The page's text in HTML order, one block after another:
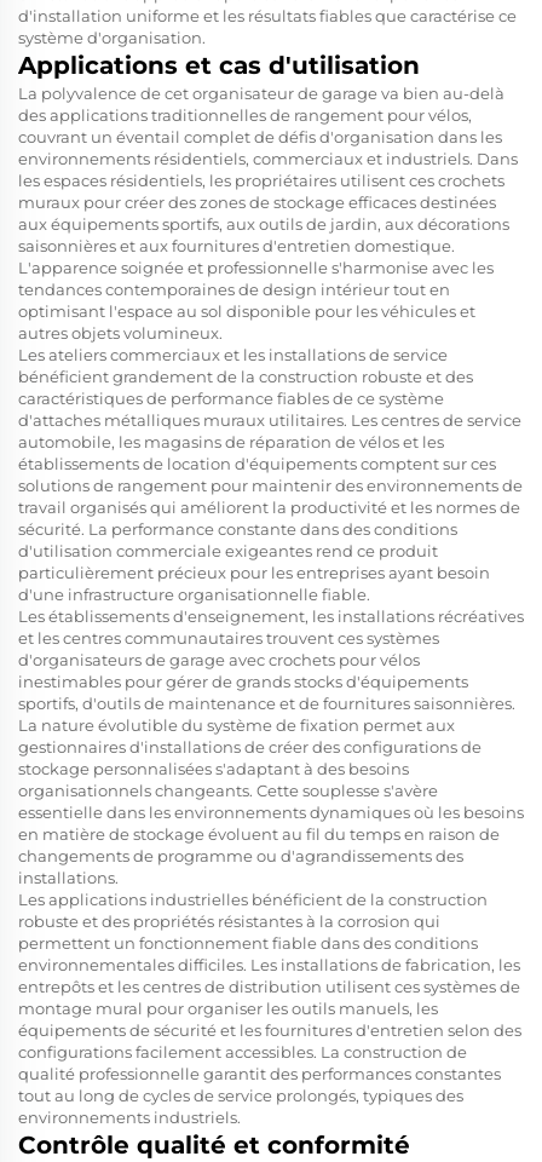
d'installation uniforme et les résultats fiables que caractérise ce
système d'organisation.
Applications et cas d'utilisation
La polyvalence de cet organisateur de garage va bien au-delà
des applications traditionnelles de rangement pour vélos,
couvrant un éventail complet de défis d'organisation dans les
environnements résidentiels, commerciaux et industriels. Dans
les espaces résidentiels, les propriétaires utilisent ces crochets
muraux pour créer des zones de stockage efficaces destinées
aux équipements sportifs, aux outils de jardin, aux décorations
saisonnières et aux fournitures d'entretien domestique.
L'apparence soignée et professionnelle s'harmonise avec les
tendances contemporaines de design intérieur tout en
optimisant l'espace au sol disponible pour les véhicules et
autres objets volumineux.
Les ateliers commerciaux et les installations de service
bénéficient grandement de la construction robuste et des
caractéristiques de performance fiables de ce système
d'attaches métalliques muraux utilitaires. Les centres de service
automobile, les magasins de réparation de vélos et les
établissements de location d'équipements comptent sur ces
solutions de rangement pour maintenir des environnements de
travail organisés qui améliorent la productivité et les normes de
sécurité. La performance constante dans des conditions
d'utilisation commerciale exigeantes rend ce produit
particulièrement précieux pour les entreprises ayant besoin
d'une infrastructure organisationnelle fiable.
Les établissements d'enseignement, les installations récréatives
et les centres communautaires trouvent ces systèmes
d'organisateurs de garage avec crochets pour vélos
inestimables pour gérer de grands stocks d'équipements
sportifs, d'outils de maintenance et de fournitures saisonnières.
La nature évolutible du système de fixation permet aux
gestionnaires d'installations de créer des configurations de
stockage personnalisées s'adaptant à des besoins
organisationnels changeants. Cette souplesse s'avère
essentielle dans les environnements dynamiques où les besoins
en matière de stockage évoluent au fil du temps en raison de
changements de programme ou d'agrandissements des
installations.
Les applications industrielles bénéficient de la construction
robuste et des propriétés résistantes à la corrosion qui
permettent un fonctionnement fiable dans des conditions
environnementales difficiles. Les installations de fabrication, les
entrepôts et les centres de distribution utilisent ces systèmes de
montage mural pour organiser les outils manuels, les
équipements de sécurité et les fournitures d'entretien selon des
configurations facilement accessibles. La construction de
qualité professionnelle garantit des performances constantes
tout au long de cycles de service prolongés, typiques des
environnements industriels.
Contrôle qualité et conformité